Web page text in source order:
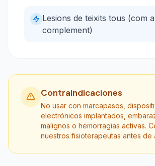
Lesions de teixits tous (com a
complement)
Contraindicaciones
No usar con marcapasos,
electrónicos implantados,
malignos o hemorragias activas.
nuestros fisioterapeutas antes de